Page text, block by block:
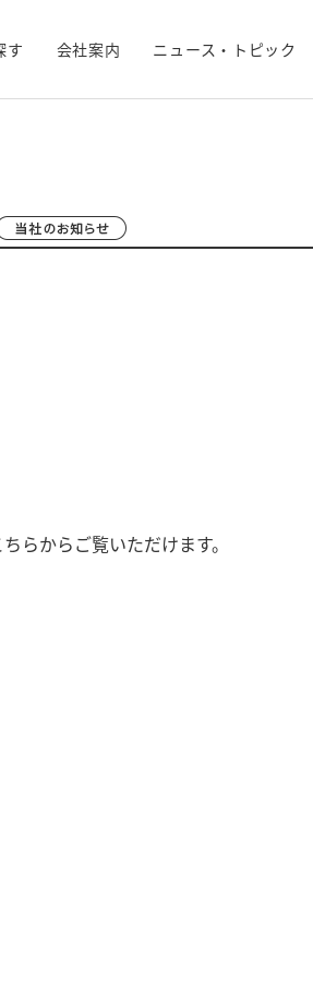
す 会社案内 ニュース・トピック
らからご覧いただけます。